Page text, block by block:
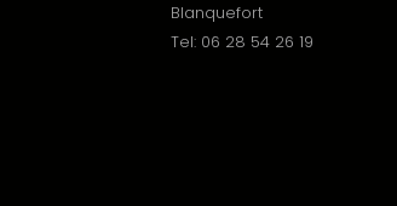
Blanquefort
Tel: 06 28 54 26 19